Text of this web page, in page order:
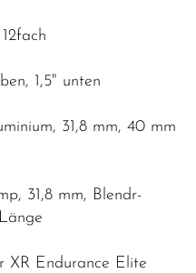
1,5" unten
31,8 mm, 40 mm
31,8 mm, Blendr-
XR Endurance Elite